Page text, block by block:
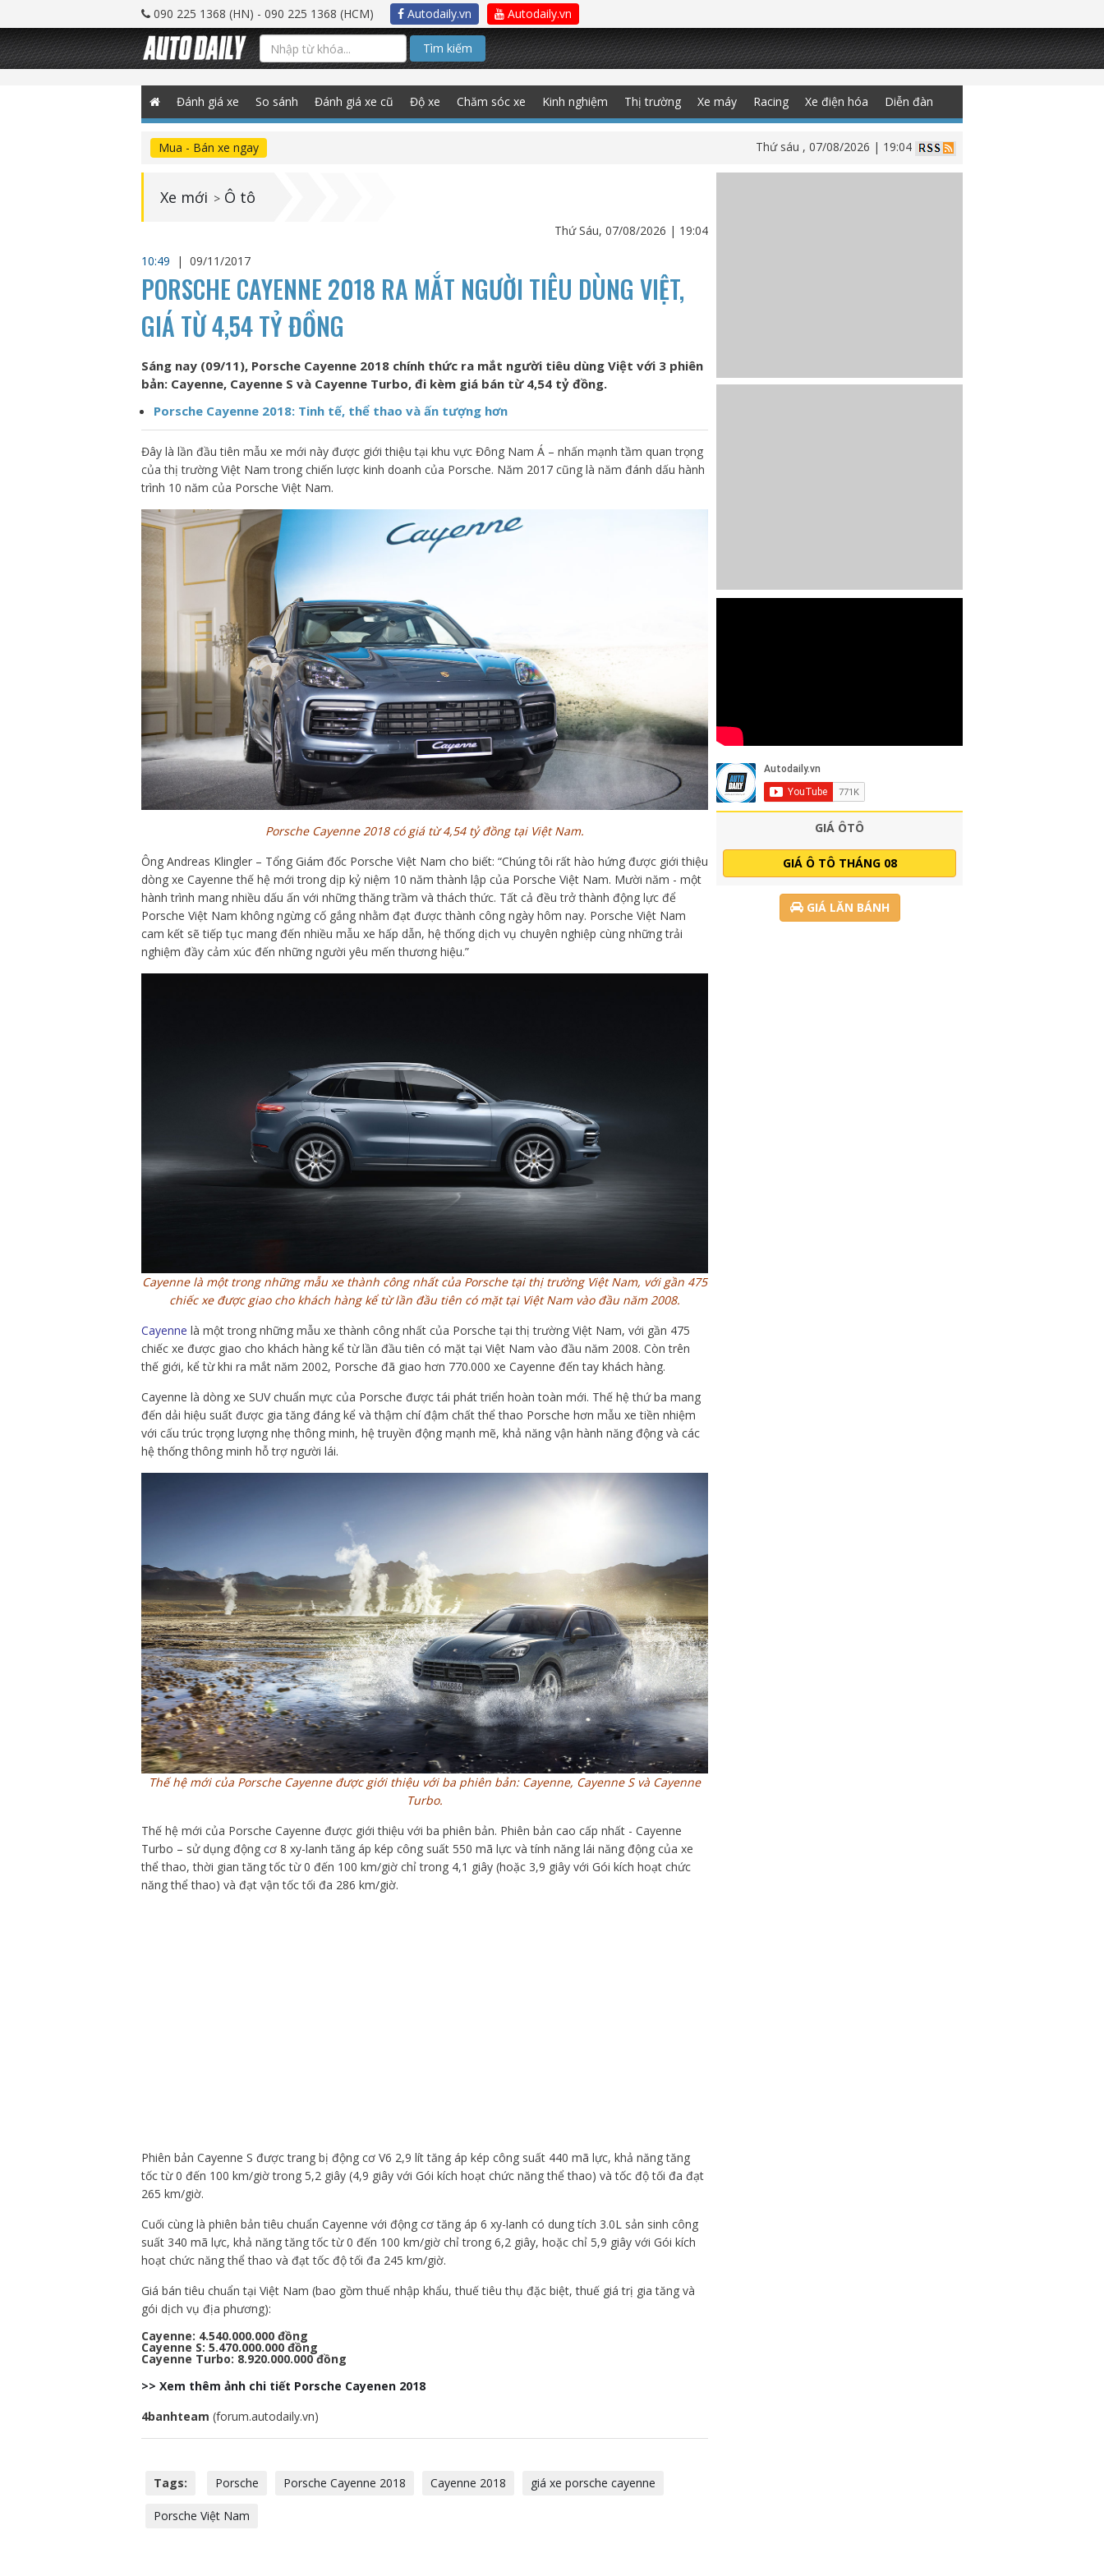
090 225 1368 (HN) - 090 225 1368 (HCM) Autodaily.vn Autodaily.vn
Tìm kiếm
Đánh giá xe So sánh Đánh giá xe cũ Độ xe Chăm sóc xe Kinh nghiệm Thị trường Xe máy Racing Xe điện hóa Diễn đàn
Mua - Bán xe ngay Thứ sáu , 07/08/2026 | 19:04
Xe mới > Ô tô
Thứ Sáu, 07/08/2026 | 19:04
10:49
| 09/11/2017
PORSCHE CAYENNE 2018 RA MẮT NGƯỜI TIÊU DÙNG VIỆT,
GIÁ TỪ 4,54 TỶ ĐỒNG
Sáng nay (09/11), Porsche Cayenne 2018 chính thức ra mắt người tiêu dùng Việt với 3 phiên
bản: Cayenne, Cayenne S và Cayenne Turbo, đi kèm giá bán từ 4,54 tỷ đồng.
Porsche Cayenne 2018: Tinh tế, thể thao và ấn tượng hơn
Đây là lần đầu tiên mẫu xe mới này được giới thiệu tại khu vực Đông Nam Á – nhấn mạnh tầm quan trọng
của thị trường Việt Nam trong chiến lược kinh doanh của Porsche. Năm 2017 cũng là năm đánh dấu hành
trình 10 năm của Porsche Việt Nam.
Porsche Cayenne 2018 có giá từ 4,54 tỷ đồng tại Việt Nam.
Ông Andreas Klingler – Tổng Giám đốc Porsche Việt Nam cho biết: “Chúng tôi rất hào hứng được giới thiệu
dòng xe Cayenne thế hệ mới trong dịp kỷ niệm 10 năm thành lập của Porsche Việt Nam. Mười năm - một
hành trình mang nhiều dấu ấn với những thăng trầm và thách thức. Tất cả đều trở thành động lực để
Porsche Việt Nam không ngừng cố gắng nhằm đạt được thành công ngày hôm nay. Porsche Việt Nam
cam kết sẽ tiếp tục mang đến nhiều mẫu xe hấp dẫn, hệ thống dịch vụ chuyên nghiệp cùng những trải
nghiệm đầy cảm xúc đến những người yêu mến thương hiệu.”
Cayenne là một trong những mẫu xe thành công nhất của Porsche tại thị trường Việt Nam, với gần 475
chiếc xe được giao cho khách hàng kể từ lần đầu tiên có mặt tại Việt Nam vào đầu năm 2008.
Cayenne là một trong những mẫu xe thành công nhất của Porsche tại thị trường Việt Nam, với gần 475
chiếc xe được giao cho khách hàng kể từ lần đầu tiên có mặt tại Việt Nam vào đầu năm 2008. Còn trên
thế giới, kể từ khi ra mắt năm 2002, Porsche đã giao hơn 770.000 xe Cayenne đến tay khách hàng.
Cayenne là dòng xe SUV chuẩn mực của Porsche được tái phát triển hoàn toàn mới. Thế hệ thứ ba mang
đến dải hiệu suất được gia tăng đáng kể và thậm chí đậm chất thể thao Porsche hơn mẫu xe tiền nhiệm
với cấu trúc trọng lượng nhẹ thông minh, hệ truyền động mạnh mẽ, khả năng vận hành năng động và các
hệ thống thông minh hỗ trợ người lái.
Thế hệ mới của Porsche Cayenne được giới thiệu với ba phiên bản: Cayenne, Cayenne S và Cayenne
Turbo.
Thế hệ mới của Porsche Cayenne được giới thiệu với ba phiên bản. Phiên bản cao cấp nhất - Cayenne
Turbo – sử dụng động cơ 8 xy-lanh tăng áp kép công suất 550 mã lực và tính năng lái năng động của xe
thể thao, thời gian tăng tốc từ 0 đến 100 km/giờ chỉ trong 4,1 giây (hoặc 3,9 giây với Gói kích hoạt chức
năng thể thao) và đạt vận tốc tối đa 286 km/giờ.
Phiên bản Cayenne S được trang bị động cơ V6 2,9 lít tăng áp kép công suất 440 mã lực, khả năng tăng
tốc từ 0 đến 100 km/giờ trong 5,2 giây (4,9 giây với Gói kích hoạt chức năng thể thao) và tốc độ tối đa đạt
265 km/giờ.
Cuối cùng là phiên bản tiêu chuẩn Cayenne với động cơ tăng áp 6 xy-lanh có dung tích 3.0L sản sinh công
suất 340 mã lực, khả năng tăng tốc từ 0 đến 100 km/giờ chỉ trong 6,2 giây, hoặc chỉ 5,9 giây với Gói kích
hoạt chức năng thể thao và đạt tốc độ tối đa 245 km/giờ.
Giá bán tiêu chuẩn tại Việt Nam (bao gồm thuế nhập khẩu, thuế tiêu thụ đặc biệt, thuế giá trị gia tăng và
gói dịch vụ địa phương):
Cayenne: 4.540.000.000 đồng
Cayenne S: 5.470.000.000 đồng
Cayenne Turbo: 8.920.000.000 đồng
>> Xem thêm ảnh chi tiết Porsche Cayenen 2018
4banhteam (forum.autodaily.vn)
Tags: Porsche Porsche Cayenne 2018 Cayenne 2018 giá xe porsche cayenne
Porsche Việt Nam
GIÁ ÔTÔ
GIÁ Ô TÔ THÁNG 08
GIÁ LĂN BÁNH